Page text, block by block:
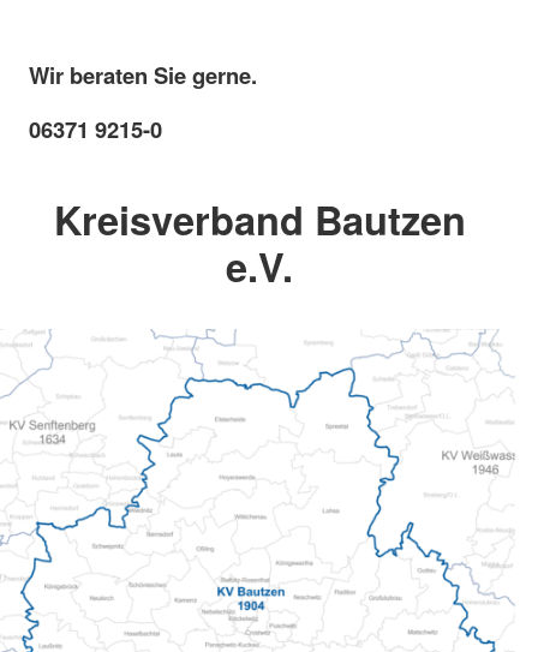
Wir beraten Sie gerne.
06371 9215-0
Kreisverband Bautzen
e.V.